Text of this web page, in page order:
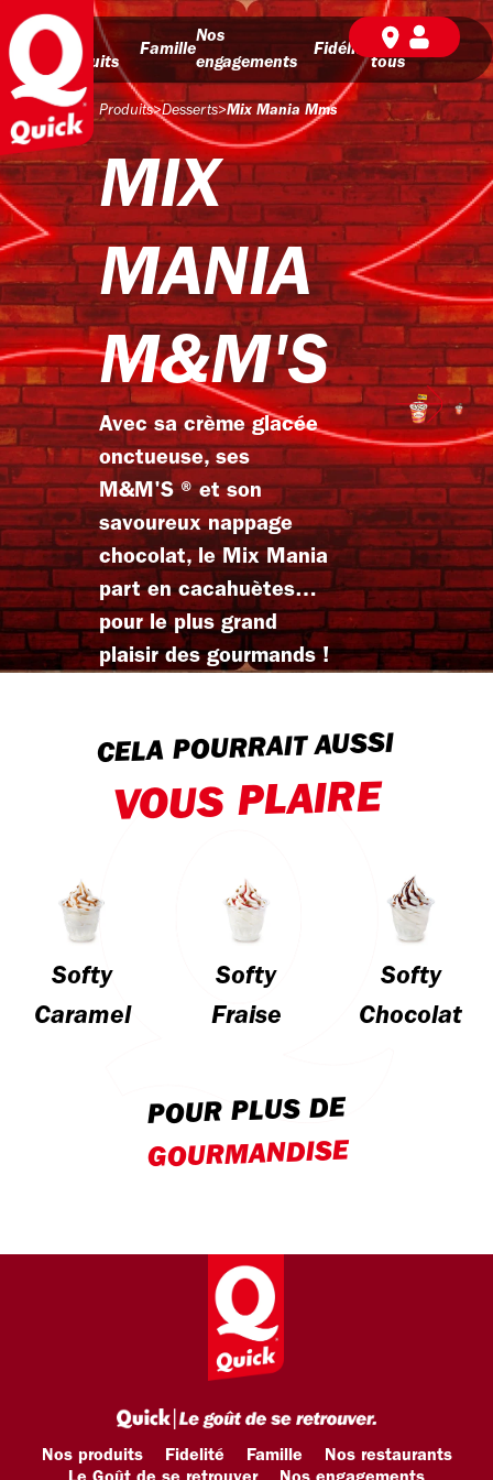
Nos
produits
Famille
Nos
engagements
Fidélité
BD pour
tous
Produits>Desserts>Mix Mania Mms
MIX
MANIA
M&M'S
Avec sa crème glacée
onctueuse, ses
M&M'S ® et son
savoureux nappage
chocolat, le Mix Mania
part en cacahuètes…
pour le plus grand
plaisir des gourmands !
CELA POURRAIT AUSSI
VOUS PLAIRE
Softy
Caramel
Softy
Fraise
Softy
Chocolat
POUR PLUS DE
GOURMANDISE
Nos produits Fidelité Famille
Nos restaurants